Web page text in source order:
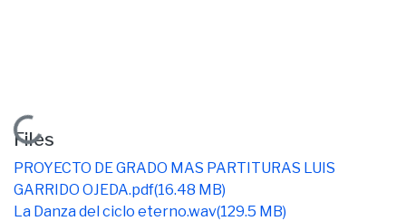
Loading...
Files
PROYECTO DE GRADO MAS PARTITURAS LUIS
GARRIDO OJEDA.pdf(16.48 MB)
La Danza del ciclo eterno.wav(129.5 MB)